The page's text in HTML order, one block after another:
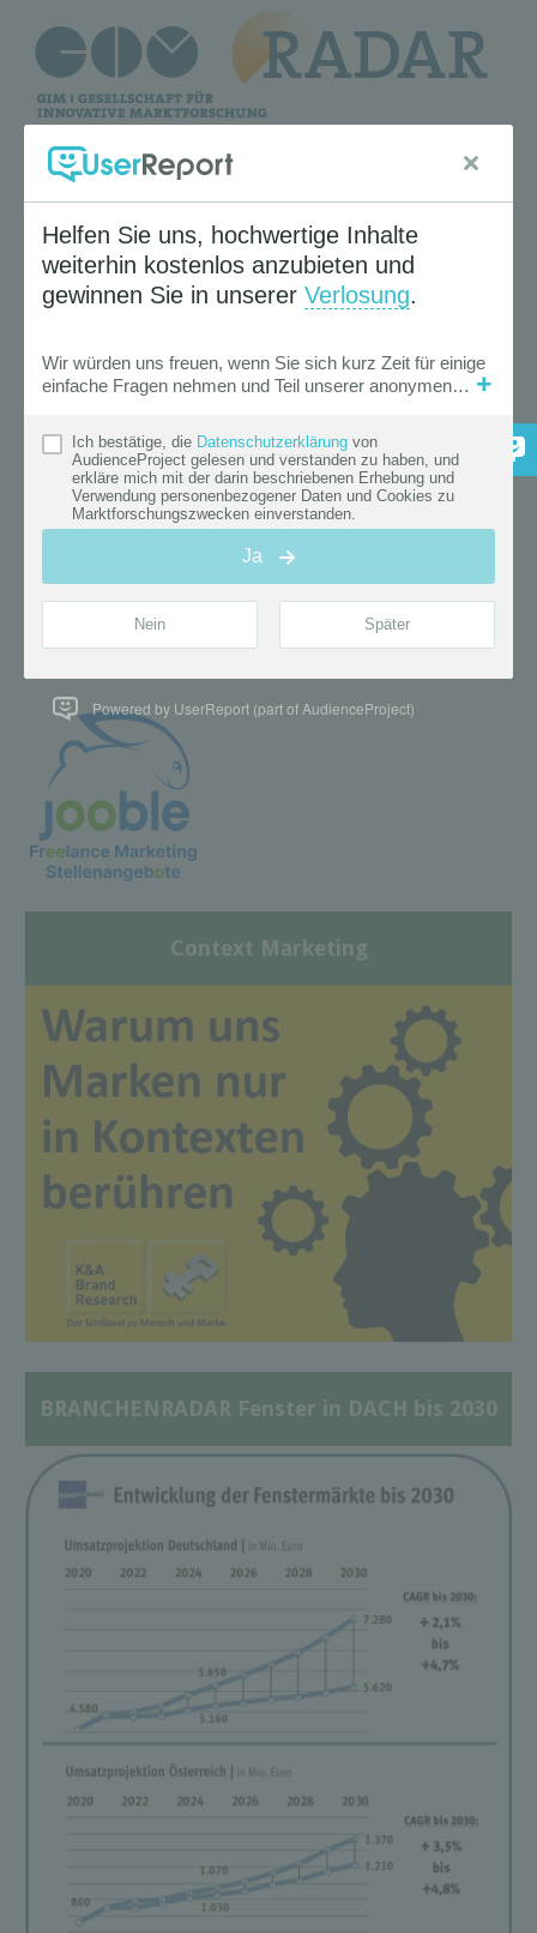
Context Marketing
BRANCHENRADAR Fenster in DACH bis 2030
Powered by UserReport (part of AudienceProject)